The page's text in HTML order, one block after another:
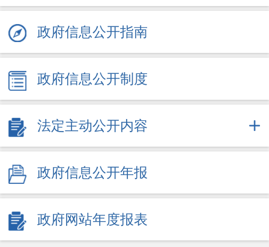
政府信息公开指南
政府信息公开制度
法定主动公开内容
政府信息公开年报
政府网站年度报表